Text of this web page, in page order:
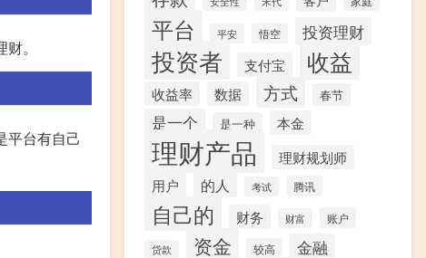
。
平台有自己
平台 平安 悟空 投资理财
投资者 支付宝 收益
收益率 数据 方式 春节
是一个 是一种 本金
理财产品
理财规划师
用户
的人 考试 腾讯
自己的 财务 财富 账户
贷款 资金 较高 金融